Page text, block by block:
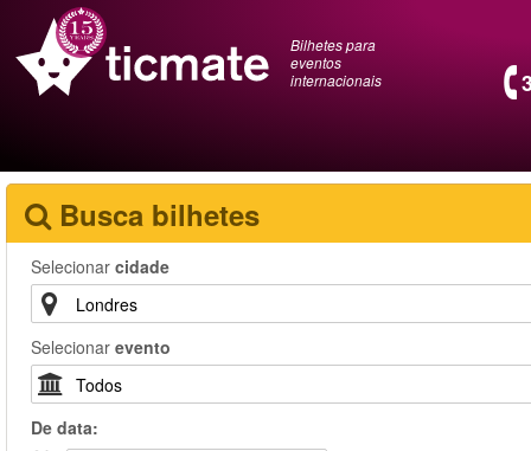
Bilhetes para
eventos
internacionais
Busca bilhetes
Selecionar cidade
Selecionar evento
De data: